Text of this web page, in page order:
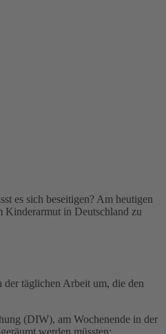
es sich beseitigen? Am heutigen
Kinderarmut in Deutschland zu
täglichen Arbeit um, die den
(DIW), am Wochenende in der